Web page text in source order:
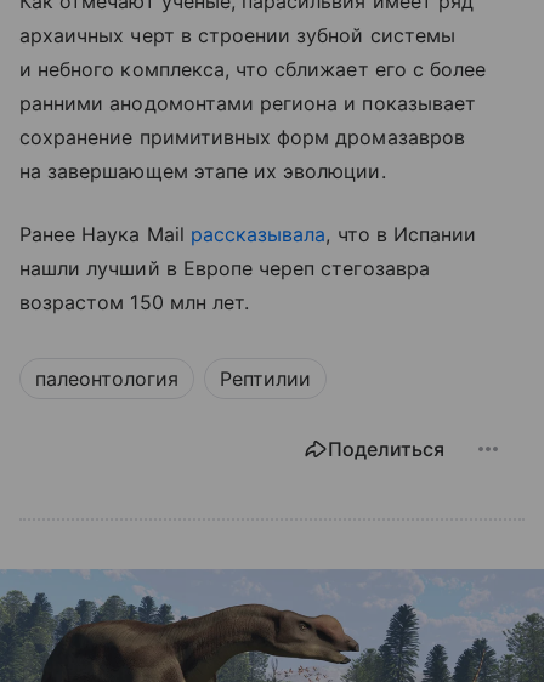
архаичных черт в строении зубной системы
и небного комплекса, что сближает его с более
ранними анодомонтами региона и показывает
сохранение примитивных форм дромазавров
на завершающем этапе их эволюции.
Ранее Наука Mail рассказывала, что в Испании
нашли лучший в Европе череп стегозавра
возрастом 150 млн лет.
палеонтология Рептилии
Поделиться